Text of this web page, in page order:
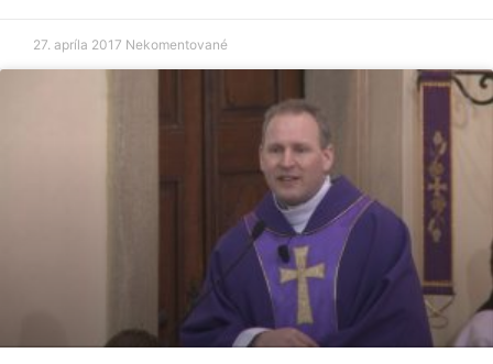
27. apríla 2017 Nekomentované